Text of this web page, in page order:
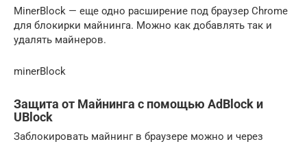
MinerBlock — еще одно расширение под браузер Chrome
для блокирки майнинга. Можно как добавлять так и
удалять майнеров.
minerBlock
Защита от Майнинга с помощью AdBlock и
UBlock
Заблокировать майнинг в браузере можно и через